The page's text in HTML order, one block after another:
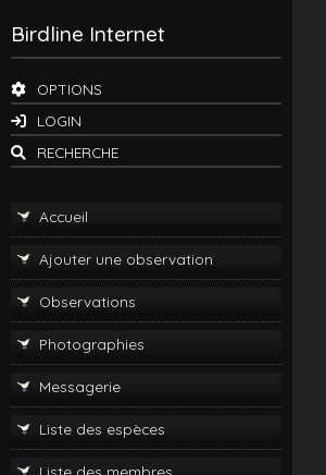
Birdline Internet
OPTIONS
LOGIN
RECHERCHE
Accueil
Ajouter une observation
Observations
Photographies
Messagerie
Liste des espèces
Liste des membres